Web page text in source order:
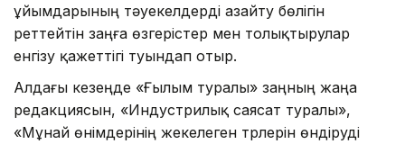
ұйымдарының тәуекелдерді азайту бөлігін
реттейтін заңға өзгерістер мен толықтырулар
енгізу қажеттігі туындап отыр.
Алдағы кезеңде «Ғылым туралы» заңның жаңа
редакциясын, «Индустрилық саясат туралы»,
«Мұнай өнімдерінің жекелеген түрлерін өндіруді